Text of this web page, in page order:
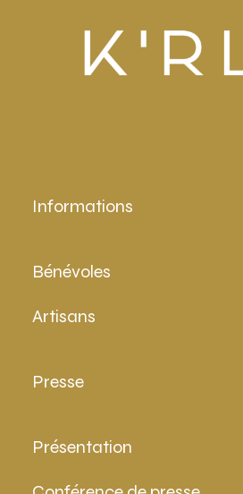
Informations
Bénévoles
Artisans
Presse
Présentation